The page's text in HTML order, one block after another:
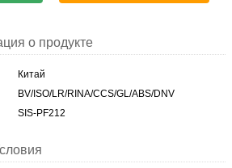
о продукте
Китай
BV/ISO/LR/RINA/CCS/GL/ABS/DNV
SIS-PF212